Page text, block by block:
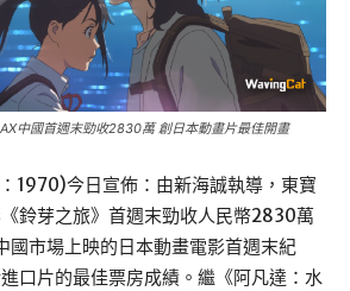
中國首週末勁收2830萬 創日本動畫片最佳開畫
1970)今日宣佈：由新海誠執導，東寶
鈴芽之旅》首週末勁收人民幣2830萬
國市場上映的日本動畫電影首週末紀
口片的最佳票房成績。繼《阿凡達：水